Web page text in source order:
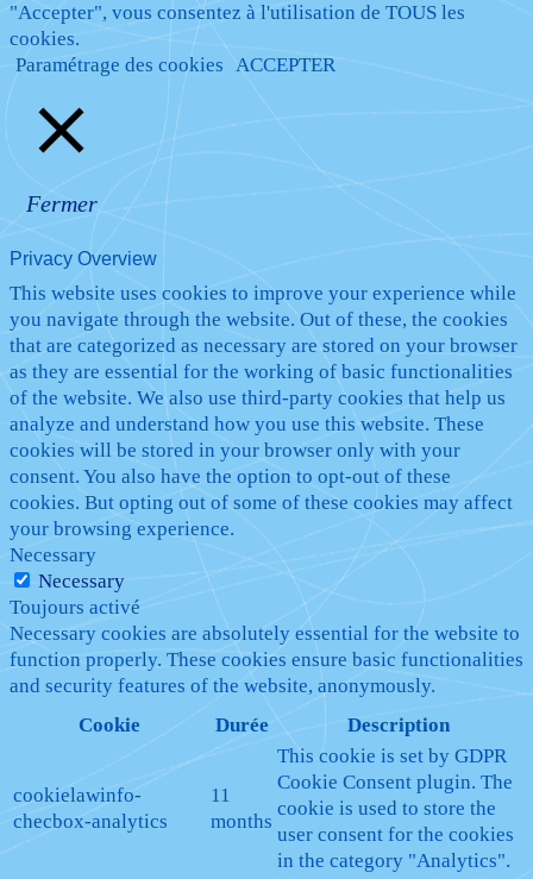
"Accepter", vous consentez à l'utilisation de TOUS les
cookies.
Paramétrage des cookies ACCEPTER
Fermer
Privacy Overview
This website uses cookies to improve your experience while
you navigate through the website. Out of these, the cookies
that are categorized as necessary are stored on your browser
as they are essential for the working of basic functionalities
of the website. We also use third-party cookies that help us
analyze and understand how you use this website. These
cookies will be stored in your browser only with your
consent. You also have the option to opt-out of these
cookies. But opting out of some of these cookies may affect
your browsing experience.
Necessary
Necessary
Toujours activé
Necessary cookies are absolutely essential for the website to
function properly. These cookies ensure basic functionalities
and security features of the website, anonymously.
Cookie
Durée Description
cookielawinfo-
checbox-analytics
11
months
This cookie is set by GDPR
Cookie Consent plugin. The
cookie is used to store the
user consent for the cookies
in the category "Analytics".